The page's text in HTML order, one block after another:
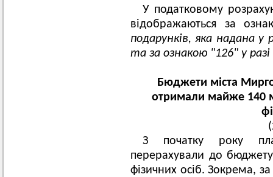
У податковому
відображаються за
подарунків, яка надана у
та за ознакою "126" у
Бюджети міста
отримали майже 140
З початку року
перерахували до
фізичних осіб. Зокрема,